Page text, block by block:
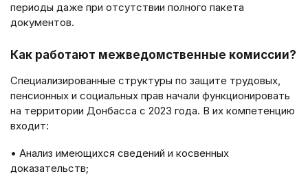
периоды даже при отсутствии полного пакета
документов.
Как работают межведомственные комиссии?
Специализированные структуры по защите трудовых,
пенсионных и социальных прав начали функционировать
на территории Донбасса с 2023 года. В их компетенцию
входит:
• Анализ имеющихся сведений и косвенных
доказательств;